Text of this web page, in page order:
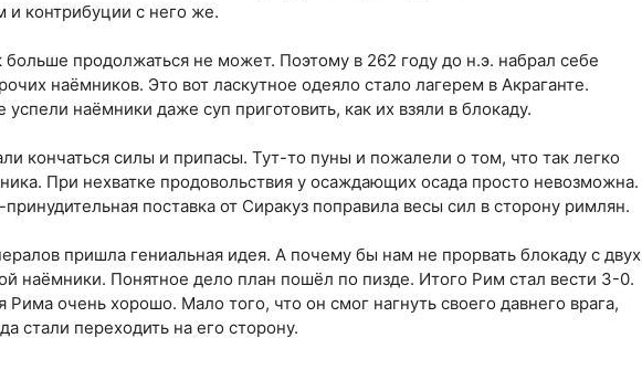
и контрибуции с него же.
больше продолжаться не может. Поэтому в 262 году до н.э. набрал себе
наёмников. Это вот ласкутное одеяло стало лагерем в Акраганте.
наёмники даже суп приготовить, как их взяли в блокаду.
кончаться силы и припасы. Тут-то пуны и пожалели о том, что так легко
При нехватке продовольствия у осаждающих осада просто невозможна.
поставка от Сиракуз поправила весы сил в сторону римлян.
пришла гениальная идея. А почему бы нам не прорвать блокаду с двух
наёмники. Понятное дело план пошёл по пизде. Итого Рим стал вести 3-0.
очень хорошо. Мало того, что он смог нагнуть своего давнего врага,
стали переходить на его сторону.